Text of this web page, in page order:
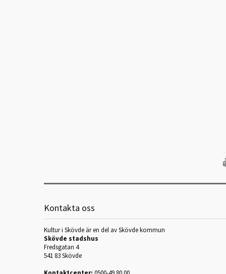
Kontakta oss
Kultur i Skövde är en del av Skövde kommun
Skövde stadshus
Fredsgatan 4
541 83 Skövde